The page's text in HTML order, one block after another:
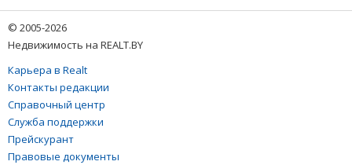
© 2005-2026
Недвижимость на REALT.BY
Карьера в Realt
Контакты редакции
Справочный центр
Служба поддержки
Прейскурант
Правовые документы